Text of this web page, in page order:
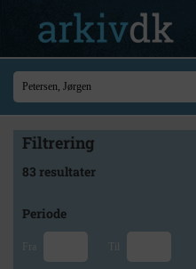
Filtrering
83 resultater
Periode
Fra Til